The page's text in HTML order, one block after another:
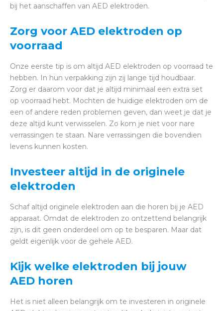
bij het aanschaffen van AED elektroden.
Zorg voor AED elektroden op
voorraad
Onze eerste tip is om altijd AED elektroden op voorraad te
hebben. In hun verpakking zijn zij lange tijd houdbaar.
Zorg er daarom voor dat je altijd minimaal een extra set
op voorraad hebt. Mochten de huidige elektroden om de
een of andere reden problemen geven, dan weet je dat je
deze altijd kunt verwisselen. Zo kom je niet voor nare
verrassingen te staan. Nare verrassingen die bovendien
levens kunnen kosten.
Investeer altijd in de originele
elektroden
Schaf altijd originele elektroden aan die horen bij je AED
apparaat. Omdat de elektroden zo ontzettend belangrijk
zijn, is dit geen onderdeel om op te besparen. Maar dat
geldt eigenlijk voor de gehele AED.
Kijk welke elektroden bij jouw
AED horen
Het is niet alleen belangrijk om te investeren in originele